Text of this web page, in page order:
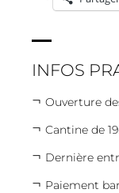
INFOS
Ouverture
Cantine de
Dernière
Paiement